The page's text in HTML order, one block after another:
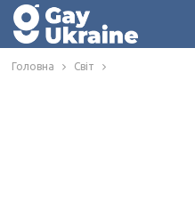
Головна Світ